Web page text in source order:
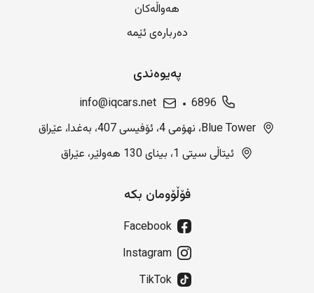
هەواڵەکان
دەربارەی ئێمە
پەیوەندی
6896
info@iqcars.net
Blue Tower، نهۆمی 4، ئۆفیسی 407، بەغدا، عێراق
ئیتاڵی سیتی 1، بینای 130 هەولێر، عێراق
فۆڵۆومان بکە
Facebook
Instagram
TikTok